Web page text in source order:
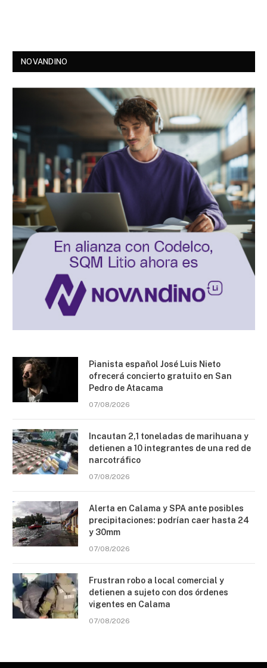
NOVANDINO
Pianista español José Luis Nieto
ofrecerá concierto gratuito en San
Pedro de Atacama
07/08/2026
Incautan 2,1 toneladas de marihuana y
detienen a 10 integrantes de una red de
narcotráfico
07/08/2026
Alerta en Calama y SPA ante posibles
precipitaciones: podrían caer hasta 24
y 30mm
07/08/2026
Frustran robo a local comercial y
detienen a sujeto con dos órdenes
vigentes en Calama
07/08/2026